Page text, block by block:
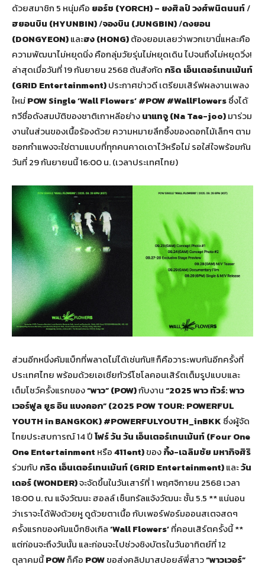
ด้วยสมาชิก 5 หนุ่มคือ ยอร์ช (YORCH) – ยงศิลป์ วงศ์พนิตนนท์/
ฮยอนบิน (HYUNBIN)/จองบิน (JUNGBIN)/ดงยอน
(DONGYEON)และฮง (HONG)ต้องยอมเลยว่าพวกเขานี่แหละคือ
ความพัฒนาไม่หยุดนิ่ง คือกลุ่มวัยรุ่นไม่หยุดเดิน ไปจนถึงไม่หยุดวิ่ง!
ล่าสุดเมื่อวันที่ 19 กันยายน 2568 ต้นสังกัด กริด เอ็นเตอร์เทนเม้นท์
(GRID Entertainment)ประกาศข่าวดี เตรียมเสิร์ฟผลงานเพลง
ใหม่POW Single ‘Wall Flowers’#POW #WallFlowersซึ่งได้
กวีชื่อดังสมบัติของชาติเกาหลีอย่างนาแทจู (Na Tae-joo)มาร่วม
งานในส่วนของเนื้อร้องด้วย ความหมายลึกซึ้งของดอกไม้เล็กๆ ตาม
ซอกกำแพงจะใช่ตามแบบที่ทุกคนคาดเดาไว้หรือไม่ รอใส่ใจพร้อมกัน
วันที่ 29 กันยายนนี้ 16:00 น. (เวลาประเทศไทย)
ส่วนอีกหนึ่งคัมแบ็กที่พลาดไม่ได้เช่นกัน!! ก็คือวาระพบกันอีกครั้งที่
ประเทศไทย พร้อมด้วยเอเชียทัวร์โซโลคอนเสิร์ตเต็มรูปแบบและ
เต็มโชว์ครั้งแรกของ“พาว” (POW)กับงาน“2025 พาว ทัวร์: พาว
เวอร์ฟูล ยูธ อิน แบงคอก” (2025 POW TOUR: POWERFUL
YOUTH in BANGKOK)#POWERFULYOUTH_inBKK ซึ่งผู้จัด
ไทยประสบการณ์ 14 ปีโฟร์ วัน วัน เอ็นเตอร์เทนเม้นท์(Four One
One Entertainment หรือ411ent)ของกึ้ง-เฉลิมชัย มหากิจศิริ
ร่วมกับ กริด เอ็นเตอร์เทนเม้นท์ (GRID Entertainment)และวัน
เดอร์ (WONDER)จะจัดขึ้นในวันเสาร์ที่ 1 พฤศจิกายน 2568 เวลา
18:00 น. ณ แจ้งวัฒนะ ฮอลล์ เซ็นทรัลแจ้งวัฒนะ ชั้น 5.5 ** แน่นอน
ว่าเราจะได้ฟังด้วยหู ดูด้วยตาเนื้อ กับเพอร์ฟอร์มออนสเตจสดๆ
ครั้งแรกของคัมแบ็กซิงเกิล‘Wall Flowers’ที่คอนเสิร์ตครั้งนี้ **
แต่ก่อนจะถึงวันนั้น และก่อนจะไปช่วงชิงบัตรในวันอาทิตย์ที่ 12
ตุลาคมนี้POWก็คือ POWขอส่งคลิปมาสปอยล์พี่สาว“พาวเวอร์”